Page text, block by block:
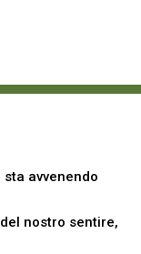
sta avvenendo
nostro sentire,